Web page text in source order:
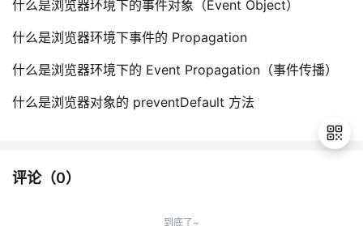
什么是浏览器环境下的事件对象（Event Object）
什么是浏览器环境下事件的 Propagation
什么是浏览器环境下的 Event Propagation（事件传播）
什么是浏览器对象的 preventDefault 方法
评论（0）
到底了~